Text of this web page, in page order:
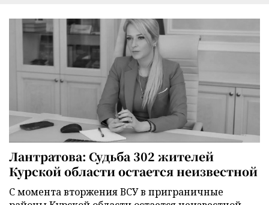
Лантратова: Судьба 302 жителей
Курской области остается неизвестной
С момента вторжения ВСУ в приграничные